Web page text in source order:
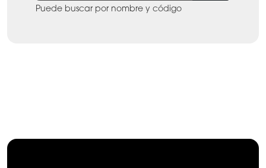
Puede buscar por nombre y código